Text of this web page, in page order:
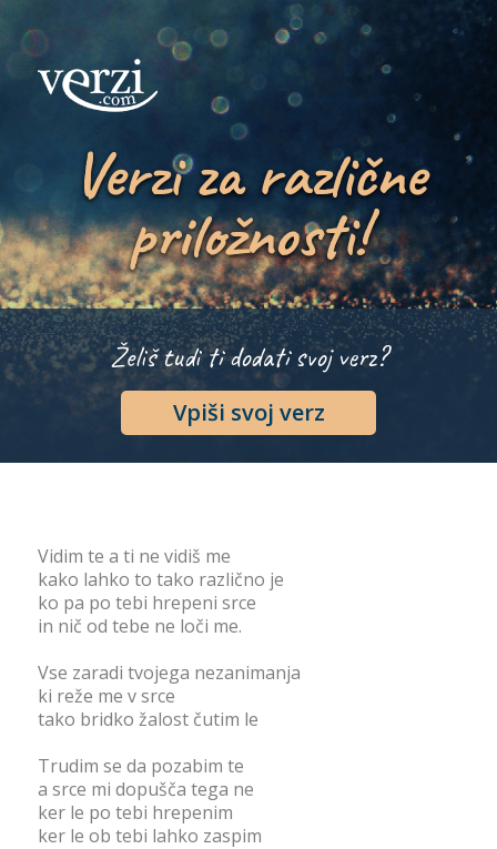
Verzi za različne
priložnosti!
Želiš tudi ti dodati svoj verz?
Vpiši svoj verz
Vidim te a ti ne vidiš me
kako lahko to tako različno je
ko pa po tebi hrepeni srce
in nič od tebe ne loči me.
Vse zaradi tvojega nezanimanja
ki reže me v srce
tako bridko žalost čutim le
Trudim se da pozabim te
a srce mi dopušča tega ne
ker le po tebi hrepenim
ker le ob tebi lahko zaspim